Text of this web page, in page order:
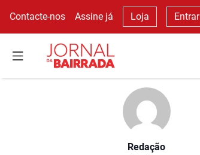
Contacte-nos Assine já Loja Entrar
Redação